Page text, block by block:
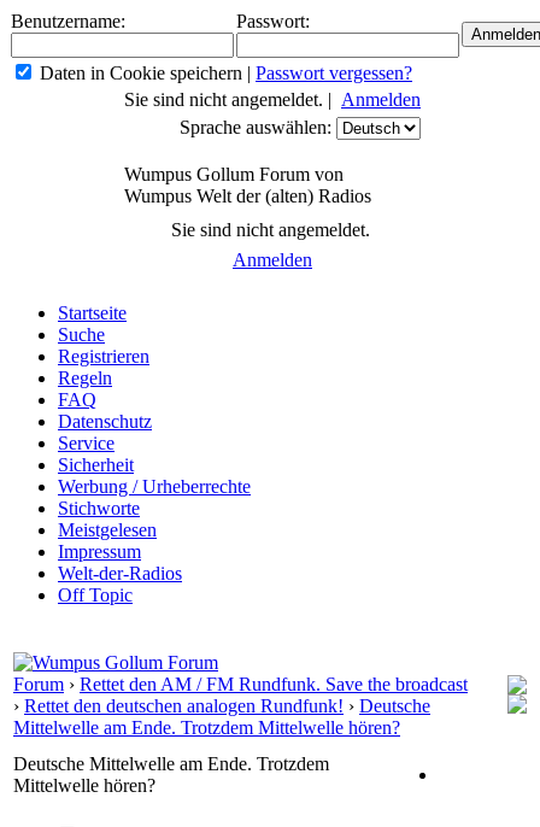
Benutzername: Passwort:
Daten in Cookie speichern | Passwort vergessen?
Sie sind nicht angemeldet. | Anmelden
Sprache auswählen:
Wumpus Gollum Forum von
Wumpus Welt der (alten) Radios
Sie sind nicht angemeldet.
Anmelden
Startseite
Suche
Registrieren
Regeln
FAQ
Datenschutz
Service
Sicherheit
Werbung / Urheberrechte
Stichworte
Meistgelesen
Impressum
Welt-der-Radios
Off Topic
Forum › Rettet den AM / FM Rundfunk. Save the broadcast
› Rettet den deutschen analogen Rundfunk! › Deutsche
Mittelwelle am Ende. Trotzdem Mittelwelle hören?
Deutsche Mittelwelle am Ende. Trotzdem
Mittelwelle hören?